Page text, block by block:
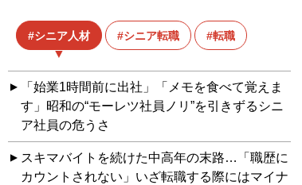
シニア人材 シニア転職 転職
「始業1時間前に出社」「メモを食べて覚えま
す」昭和の“モーレツ社員ノリ”を引きずるシニ
ア社員の危うさ
スキマバイトを続けた中高年の末路…「職歴に
カウントされない」いざ転職する際にはマイナ